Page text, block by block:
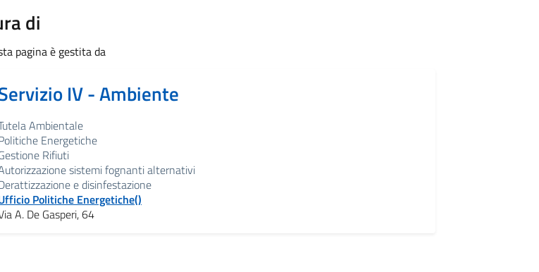
di
pagina è gestita da
IV - Ambiente
Ambientale
Energetiche
Rifiuti
sistemi fognanti alternativi
e disinfestazione
Politiche Energetiche()
A. De Gasperi, 64